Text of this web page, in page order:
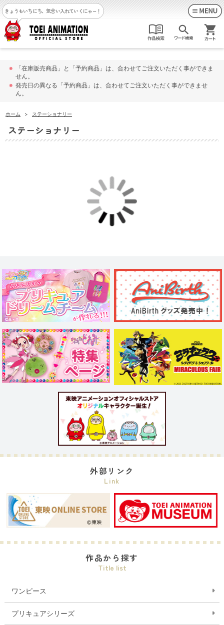
きょうもいちにち、気合い入れていくにゃ～！
※
「在庫販売商品」と「予約商品」は、合わせてご注文いただく事ができま
せん。
※ 発売日の異なる「予約商品」は、合わせてご注文いただく事ができませ
ん。
ホーム > ステーショナリー
ステーショナリー
外部リンク
Link
作品から探す
Title list
ワンピース
プリキュアシリーズ